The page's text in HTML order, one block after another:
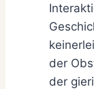
der
der